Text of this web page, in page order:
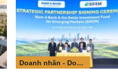
Doanh nhân - Doanh nghiệp